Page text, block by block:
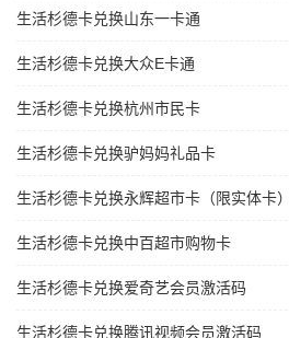
生活杉德卡兑换山东一卡通
生活杉德卡兑换大众E卡通
生活杉德卡兑换杭州市民卡
生活杉德卡兑换驴妈妈礼品卡
生活杉德卡兑换永辉超市卡（限实体卡）
生活杉德卡兑换中百超市购物卡
生活杉德卡兑换爱奇艺会员激活码
生活杉德卡兑换腾讯视频会员激活码